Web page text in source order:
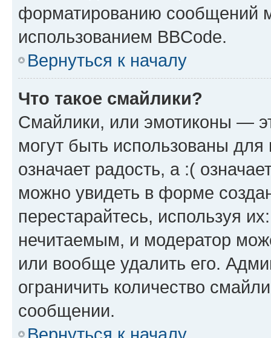
форматированию сообщений
использованием BBCode.
Вернуться к началу
Что такое смайлики?
Смайлики, или эмотиконы —
могут быть использованы
означает радость, а :(
можно увидеть в форме
перестарайтесь, используя
нечитаемым, и модератор
или вообще удалить его.
ограничить количество
сообщении.